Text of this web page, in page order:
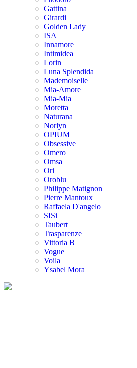
Gattina
Girardi
Golden Lady
ISA
Innamore
Intimidea
Lorin
Luna Splendida
Mademoiselle
Mia-Amore
Mia-Mia
Moretta
Naturana
Norlyn
OPIUM
Obsessive
Omero
Omsa
Ori
Oroblu
Philippe Matignon
Pierre Mantoux
Raffaela D'angelo
SISi
Taubert
Trasparenze
Vittoria B
Vogue
Voila
Ysabel Mora